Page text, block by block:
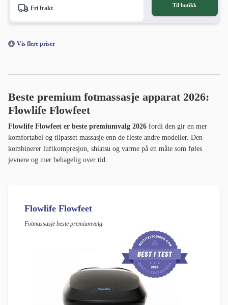
Fri frakt Til butikk
Vis flere priser
Beste premium fotmassasje apparat 2026:
Flowlife Flowfeet
Flowlife Flowfeet er beste premiumvalg 2026 fordi den gir en mer
komfortabel og tilpasset massasje enn de fleste andre modeller. Den
kombinerer luftkompresjon, shiatsu og varme på en måte som føles
jevnere og mer behagelig over tid.
Flowlife Flowfeet
Fotmassasje beste premiumvalg